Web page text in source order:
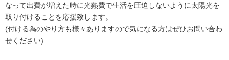
なって出費が増えた時に光熱費で生活を圧迫しないように太陽光を
取り付けることを応援致します。
(付ける為のやり方も様々ありますので気になる方はぜひお問い合わ
せください)